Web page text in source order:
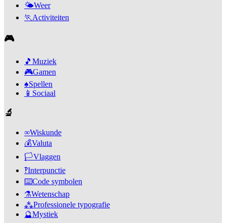
🌤️Weer
🏃 Activiteiten
🎮
🎵 Muziek
🎮Gamen
♠️Spellen
📱 Sociaal
🔬
∞Wiskunde
💰Valuta
🏳️Vlaggen
‽Interpunctie
⌨️Code symbolen
⚗️Wetenschap
⁂Professionele typografie
🔮Mystiek